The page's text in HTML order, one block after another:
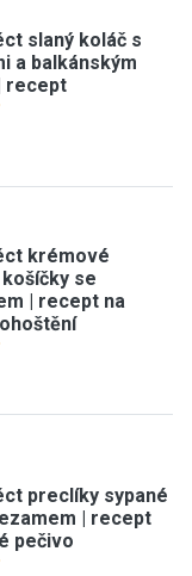
slaný koláč s
a balkánským
recept
krémové
se
| recept na
preclíky sypané
| recept
pečivo